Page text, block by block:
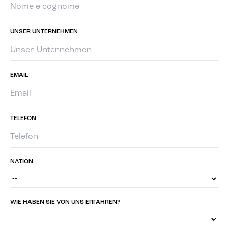
UNSER UNTERNEHMEN
EMAIL
TELEFON
NATION
WIE HABEN SIE VON UNS ERFAHREN?